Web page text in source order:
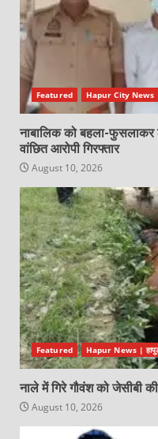
Featured Hapur City News
नाबालिक को बहला-
वांछित आरोपी गिरफ्तार
August 10, 2026
Featured Hapur News |
नाले में गिरे गौवंश को जेसीबी
August 10, 2026